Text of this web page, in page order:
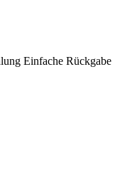
Einfache Rückgabe